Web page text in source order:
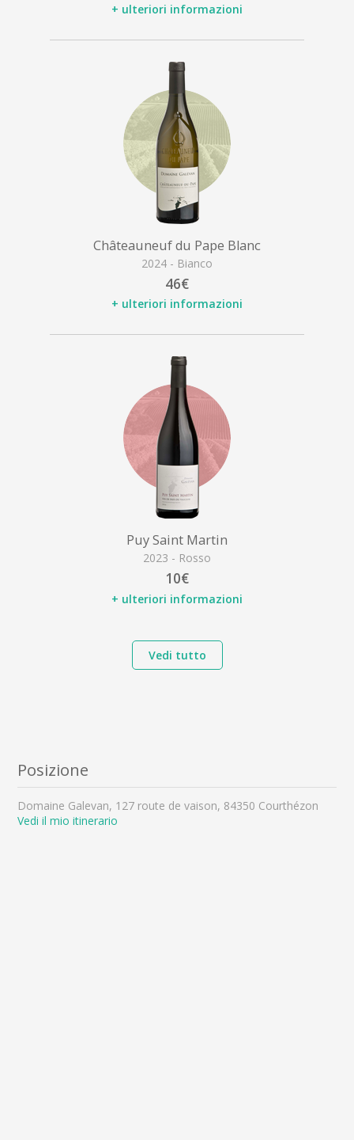
+ ulteriori informazioni
Châteauneuf du Pape Blanc
2024 - Bianco
46€
+ ulteriori informazioni
Puy Saint Martin
2023 - Rosso
10€
+ ulteriori informazioni
Vedi tutto
Posizione
Domaine Galevan, 127 route de vaison, 84350 Courthézon
Vedi il mio itinerario